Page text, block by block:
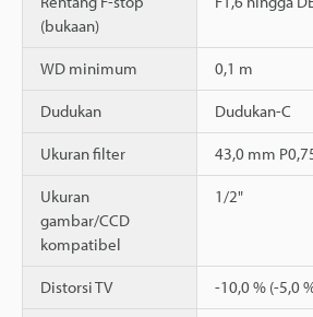
(bukaan)
WD minimum 0,1 m
Dudukan Dudukan-C
Ukuran filter 43,0 mm
Ukuran
gambar/CCD
kompatibel
1/2"
Distorsi TV -10,0 % (-5,0